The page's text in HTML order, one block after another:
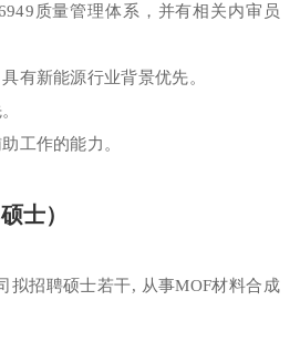
质量管理体系，并有相关内审员
有新能源行业背景优先。
工作的能力。
士）
拟招聘硕士若干, 从事MOF材料合成